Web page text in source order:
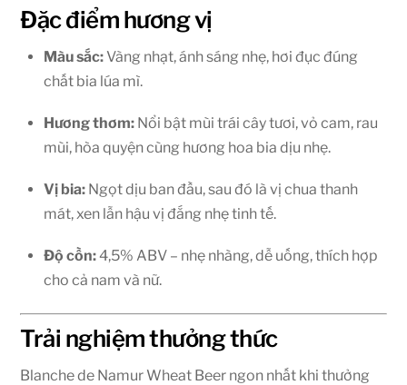
Đặc điểm hương vị
Màu sắc:Vàng nhạt, ánh sáng nhẹ, hơi đục đúng
chất bia lúa mì.
Hương thơm: Nổi bật mùi trái cây tươi, vỏ cam, rau
mùi, hòa quyện cùng hương hoa bia dịu nhẹ.
Vị bia: Ngọt dịu ban đầu, sau đó là vị chua thanh
mát, xen lẫn hậu vị đắng nhẹ tinh tế.
Độ cồn:4,5% ABV – nhẹ nhàng, dễ uống, thích hợp
cho cả nam và nữ.
Trải nghiệm thưởng thức
Blanche de Namur Wheat Beer ngon nhất khi thưởng